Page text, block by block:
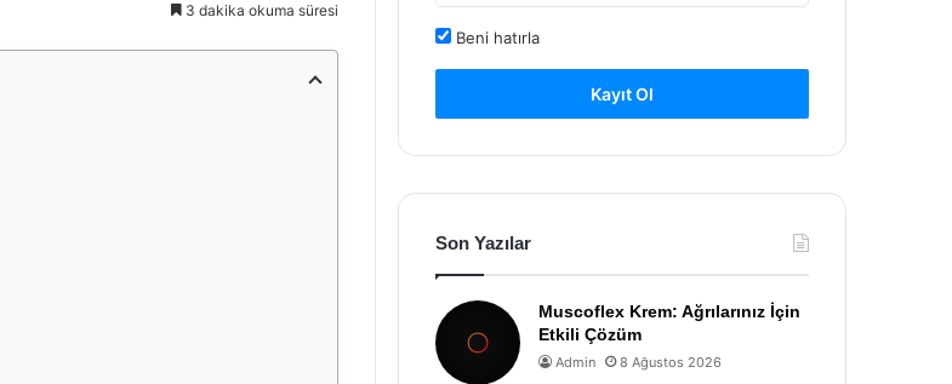
3 dakika okuma süresi
Beni hatırla
Kayıt Ol
Son Yazılar
Muscoflex Krem: Ağrılarınız İçin
Etkili Çözüm
Admin 8 Ağustos 2026